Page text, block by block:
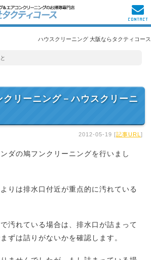
ハウスクリーニング 大阪ならタクティコース
クリーニング－ハウスクリーニ
2012-05-19 [記事URL ]
ダの鳩フンクリーニングを行いまし
りは排水口付近が重点的に汚れている
汚れている場合は、排水口が詰まって
ずは詰りがないかを確認します。
CONTACT